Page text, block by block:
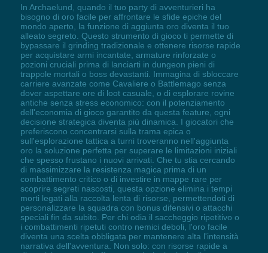
In Archaelund, quando il tuo party di avventurieri ha
bisogno di oro facile per affrontare le sfide epiche del
mondo aperto, la funzione di aggiunta oro diventa il tuo
alleato segreto. Questo strumento di gioco ti permette di
bypassare il grinding tradizionale e ottenere risorse rapide
per acquistare armi incantate, armature rinforzate o
pozioni cruciali prima di lanciarti in dungeon pieni di
trappole mortali o boss devastanti. Immagina di sbloccare
carriere avanzate come Cavaliere o Battlemago senza
dover aspettare ore di loot casuale, o di esplorare rovine
antiche senza stress economico: con il potenziamento
dell'economia di gioco garantito da questa feature, ogni
decisione strategica diventa più dinamica. I giocatori che
preferiscono concentrarsi sulla trama epica o
sull'esplorazione tattica a turni troveranno nell'aggiunta
oro la soluzione perfetta per superare le limitazioni iniziali
che spesso frustano i nuovi arrivati. Che tu stia cercando
di massimizzare la resistenza magica prima di un
combattimento critico o di investire in mappe rare per
scoprire segreti nascosti, questa opzione elimina i tempi
morti legati alla raccolta lenta di risorse, permettendoti di
personalizzare la squadra con bonus difensivi o attacchi
speciali fin da subito. Per chi odia il saccheggio ripetitivo o
i combattimenti ripetuti contro nemici deboli, l'oro facile
diventa una scelta obbligata per mantenere alta l'intensità
narrativa dell'avventura. Non solo: con risorse rapide a